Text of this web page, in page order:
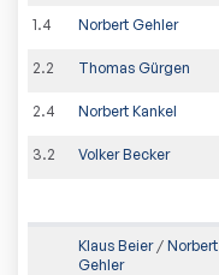
1.4 Norbert Gehler
2.2 Thomas Gürgen
2.4 Norbert Kankel
3.2 Volker Becker
Klaus Beier/ Norbert
Gehler